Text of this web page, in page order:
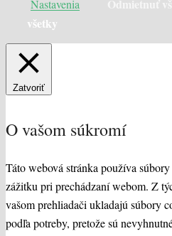
Nastavenia
všetky
Zatvoriť
O vašom súkromí
Táto webová stránka používa
zážitku pri prechádzaní webom. Z
vašom prehliadači ukladajú súbory
podľa potreby, pretože sú